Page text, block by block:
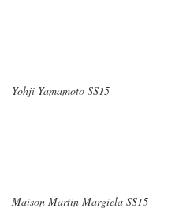
Yohji Yamamoto SS15
Maison Martin Margiela SS15